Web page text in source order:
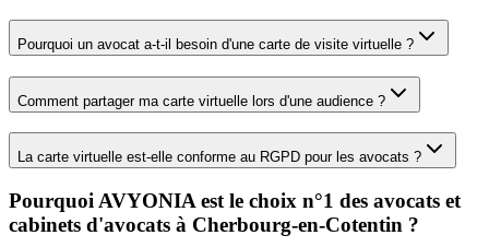
Pourquoi un avocat a-t-il besoin d'une carte de visite virtuelle ?
Comment partager ma carte virtuelle lors d'une audience ?
La carte virtuelle est-elle conforme au RGPD pour les avocats ?
Pourquoi AVYONIA est le choix n°1 des avocats et
cabinets d'avocats à Cherbourg-en-Cotentin ?